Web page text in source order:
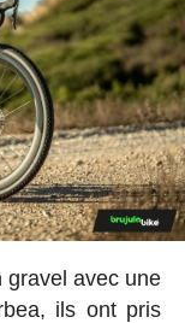
gravel avec une
ils ont pris